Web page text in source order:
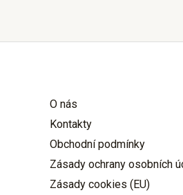
O nás
Kontakty
Obchodní podmínky
Zásady ochrany osobních
Zásady cookies (EU)